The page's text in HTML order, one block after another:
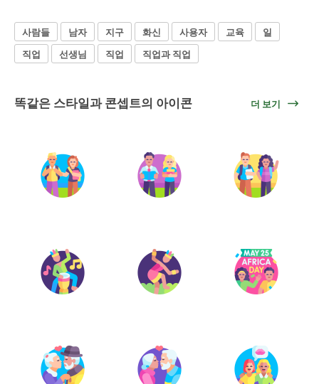
사람들 남자 지구 화신 사용자 교육
일
직업
선생님 직업 직업과 직업
똑같은 스타일과 콘셉트의 아이콘 더 보기